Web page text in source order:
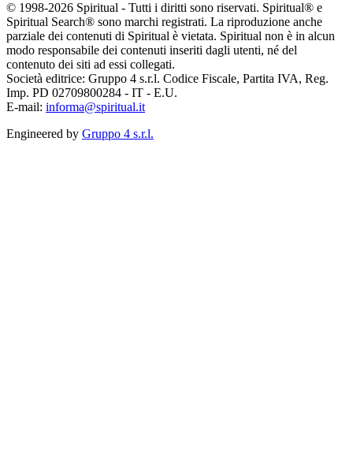
© 1998-2026 Spiritual - Tutti i diritti sono riservati. Spiritual® e
Spiritual Search® sono marchi registrati. La riproduzione anche
parziale dei contenuti di Spiritual è vietata. Spiritual non è in alcun
modo responsabile dei contenuti inseriti dagli utenti, né del
contenuto dei siti ad essi collegati.
Società editrice: Gruppo 4 s.r.l. Codice Fiscale, Partita IVA, Reg.
Imp. PD 02709800284 - IT - E.U.
E-mail: informa@spiritual.it
Engineered by Gruppo 4 s.r.l.